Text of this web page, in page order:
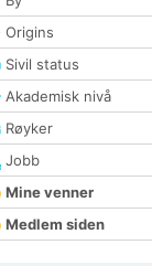
Origins
Sivil status
Akademisk nivå
Røyker
Jobb
Mine venner
Medlem siden